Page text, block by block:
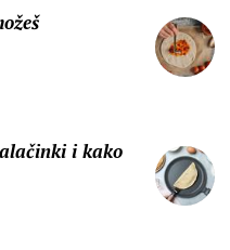
i kako